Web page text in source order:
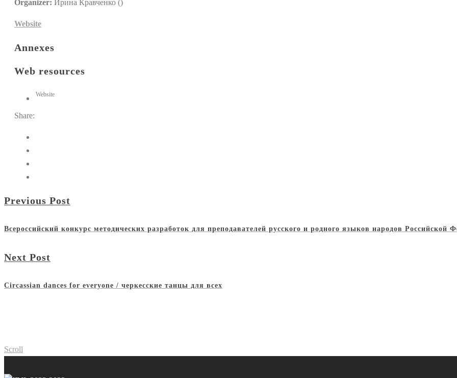
Organizer: Ирина Кравченко ()
Website
Annexes
Web resources
Website
Share:
Previous Post
Всероссийский конкурс методических разработок для преподавателей русского и родного языков народов Российской
Next Post
Circassian dances for everyone / черкесские танцы для всех
Scroll